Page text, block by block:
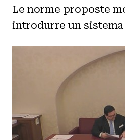
Le norme proposte
introdurre un